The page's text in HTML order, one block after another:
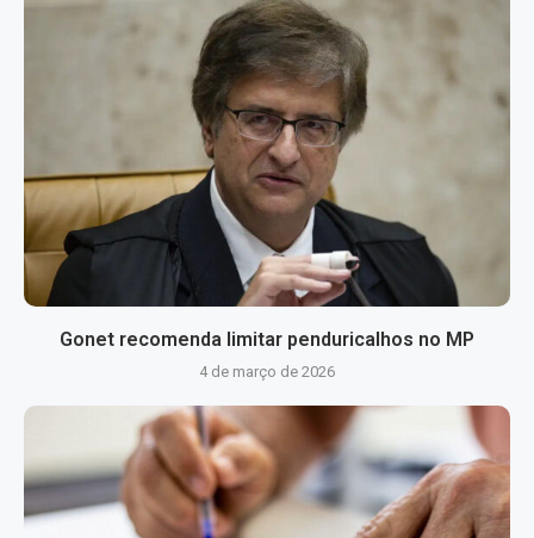
Gonet recomenda limitar penduricalhos no MP
4 de março de 2026